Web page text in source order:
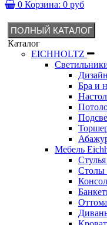
0 Корзина: 0 руб
ПОЛНЫЙ КАТАЛОГ
Каталог
EICHHOLTZ
Бра и
Мебель
Столы